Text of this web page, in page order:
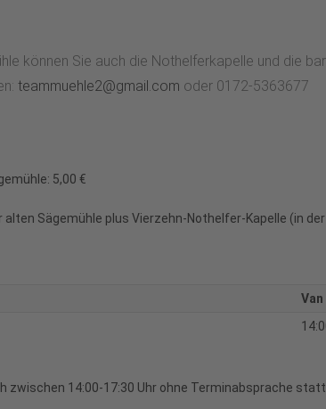
können Sie auch die Nothelferkapelle und die
teammuehle2@gmail.com oder 0172-5363677
5,00 €
alten Sägemühle plus Vierzehn-Nothelfer-Kapelle (in
Van
zwischen 14:00-17:30 Uhr ohne Terminabsprache